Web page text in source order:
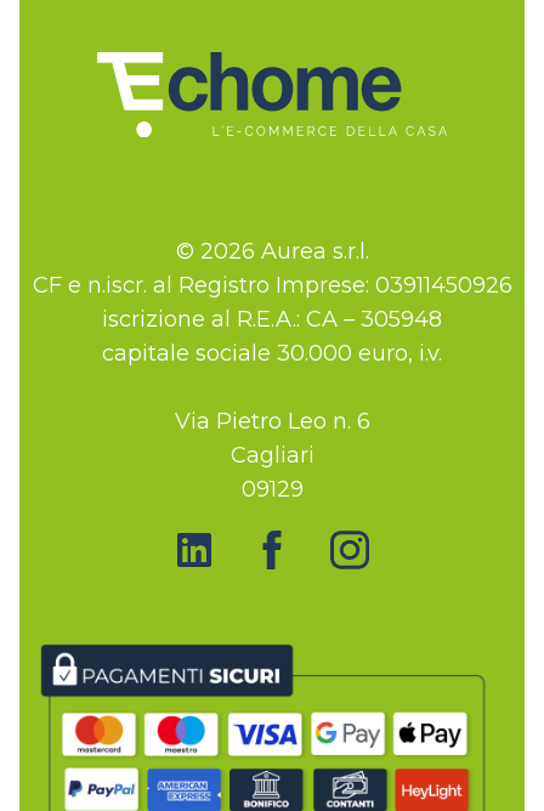
© 2026 Aurea s.r.l.
CF e n.iscr. al Registro Imprese: 03911450926
iscrizione al R.E.A.: CA – 305948
capitale sociale 30.000 euro, i.v.
Via Pietro Leo n. 6
Cagliari
09129